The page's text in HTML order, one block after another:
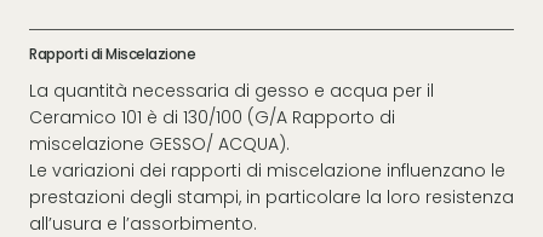
Rapporti di Miscelazione
La quantità necessaria di gesso e acqua per il
Ceramico 101 è di 130/100 (G/A Rapporto di
miscelazione GESSO/ ACQUA).
Le variazioni dei rapporti di miscelazione influenzano le
prestazioni degli stampi, in particolare la loro resistenza
all’usura e l’assorbimento.